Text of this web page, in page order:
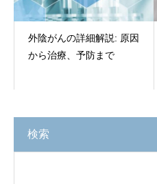
外陰がんの詳細解説: 原因
から治療、予防まで
検索